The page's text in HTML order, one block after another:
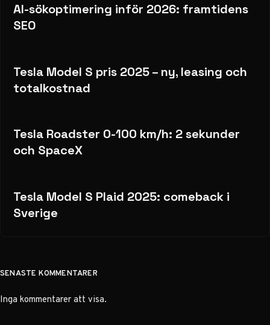
AI-sökoptimering inför 2026: framtidens
SEO
Tesla Model S pris 2025 – ny, leasing och
totalkostnad
Tesla Roadster 0-100 km/h: 2 sekunder
och SpaceX
Tesla Model S Plaid 2025: comeback i
Sverige
SENASTE KOMMENTARER
Inga kommentarer att visa.